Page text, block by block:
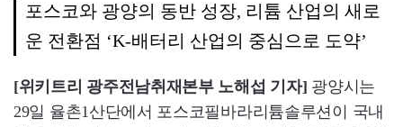
포스코와 광양의 동반 성장, 리튬 산업의 새로
운 전환점 ‘K-배터리 산업의 중심으로 도약’
[위키트리 광주전남취재본부 노해섭 기자] 광양시는
29일 율촌1산단에서 포스코필바라리튬솔루션이 국내